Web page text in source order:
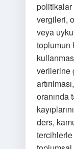
politikalar
vergileri,
veya uyku
toplumun
verilerine
oranında
ders,
tercihlerle